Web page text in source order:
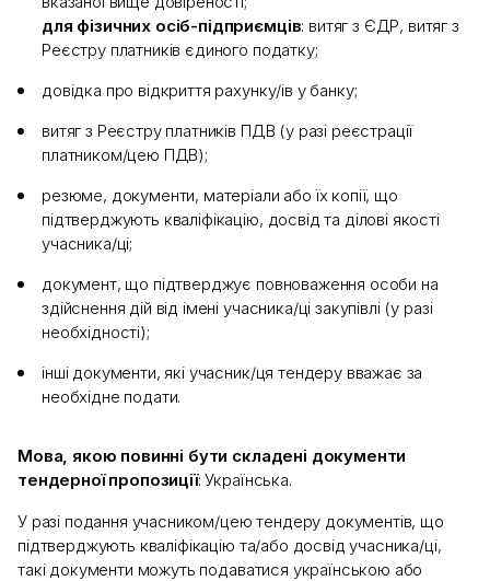
для фізичних осіб-підприємців: витяг з ЄДР, витяг з
Реєстру платників єдиного податку;
довідка про відкриття рахунку/ів у банку;
витяг з Реєстру платників ПДВ (у разі реєстрації
платником/цею ПДВ);
резюме, документи, матеріали або їх копії, що
підтверджують кваліфікацію, досвід та ділові якості
учасника/ці;
документ, що підтверджує повноваження особи на
здійснення дій від імені учасника/ці закупівлі (у разі
необхідності);
інші документи, які учасник/ця тендеру вважає за
необхідне подати.
Мова, якою повинні бути складені документи
тендерної пропозиції: Українська.
У разі подання учасником/цею тендеру документів, що
підтверджують кваліфікацію та/або досвід учасника/ці,
такі документи можуть подаватися українською або